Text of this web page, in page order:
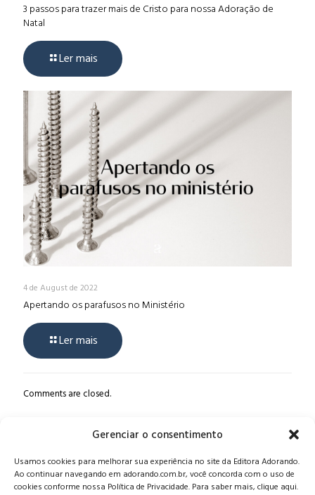
Gerenciar o consentimento
Usamos cookies para melhorar sua experiência no site da Editora Adorando.
Ao continuar navegando em adorando.com.br, você concorda com o uso de
cookies conforme nossa Política de Privacidade. Para saber mais, clique aqui.
3 passos para trazer mais de Cristo para nossa Adoração de
Natal
Ler mais
4 de August de 2022
Apertando os parafusos no Ministério
Ler mais
Comments are closed.
Alameda Oscar Niemeyer, 1033 – 7º Andar - Portaria 04, Vila da
Serra - Nova Lima/MG, CEP: 34006-065 - MG
CONTATO:editora@adorando.com.br